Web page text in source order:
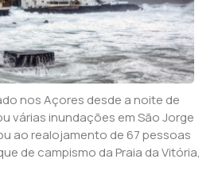
nos Açores desde a noite de
várias inundações em São Jorge
ao realojamento de 67 pessoas
de campismo da Praia da Vitória,